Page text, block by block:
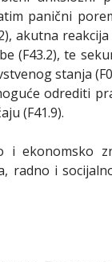
panični
akutna
(F43.2), te
stanja
odrediti
(F41.9).
i ekonomsko
radno i